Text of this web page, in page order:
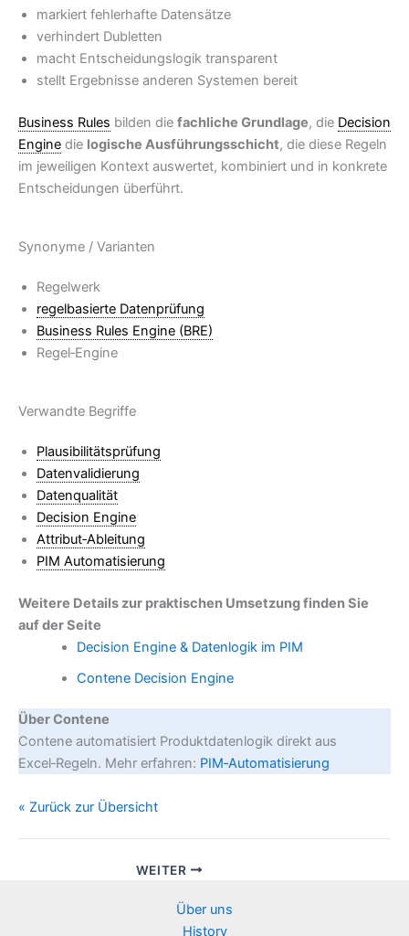
markiert fehlerhafte Datensätze
verhindert Dubletten
macht Entscheidungslogik transparent
stellt Ergebnisse anderen Systemen bereit
Business Rules bilden die fachliche Grundlage, die Decision
Engine die logische Ausführungsschicht, die diese Regeln
im jeweiligen Kontext auswertet, kombiniert und in konkrete
Entscheidungen überführt.
Synonyme / Varianten
Regelwerk
regelbasierte Datenprüfung
Business Rules Engine (BRE)
Regel‑Engine
Verwandte Begriffe
Plausibilitätsprüfung
Datenvalidierung
Datenqualität
Decision Engine
Attribut‑Ableitung
PIM Automatisierung
Weitere Details zur praktischen Umsetzung finden Sie
auf der Seite
Decision Engine & Datenlogik im PIM
Contene Decision Engine
Über Contene
Contene automatisiert Produktdatenlogik direkt aus
Excel‑Regeln. Mehr erfahren: PIM‑Automatisierung
« Zurück zur Übersicht
WEITER
Über uns
History